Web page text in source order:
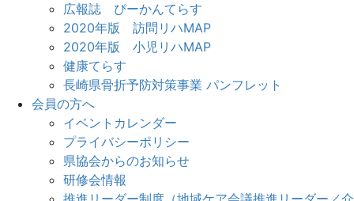
広報誌 ぴーかんてらす
2020年版 訪問リハMAP
2020年版 小児リハMAP
健康てらす
長崎県骨折予防対策事業 パンフレット
会員の方へ
イベントカレンダー
プライバシーポリシー
県協会からのお知らせ
研修会情報